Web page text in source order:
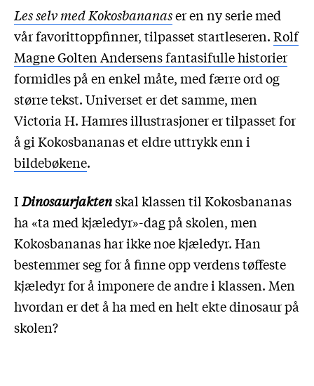
Les selv med Kokosbananaser en ny serie med
vår favorittoppfinner, tilpasset startleseren.Rolf
Magne Golten Andersens fantasifulle historier
formidles på en enkel måte, med færre ord og
større tekst. Universet er det samme, men
Victoria H. Hamres illustrasjoner er tilpasset for
å gi Kokosbananas et eldre uttrykk enn i
bildebøkene.
IDinosaurjaktenskal klassen til Kokosbananas
ha «ta med kjæledyr»-dag på skolen, men
Kokosbananas har ikke noe kjæledyr. Han
bestemmer seg for å finne opp verdens tøffeste
kjæledyr for å imponere de andre i klassen. Men
hvordan er det å ha med en helt ekte dinosaur på
skolen?